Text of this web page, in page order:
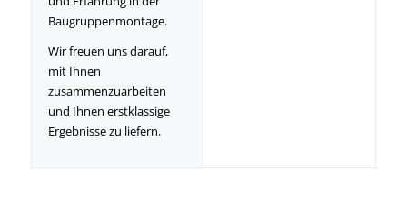
Baugruppenmontage.
Wir freuen uns darauf,
mit Ihnen
zusammenzuarbeiten
und Ihnen erstklassige
Ergebnisse zu liefern.